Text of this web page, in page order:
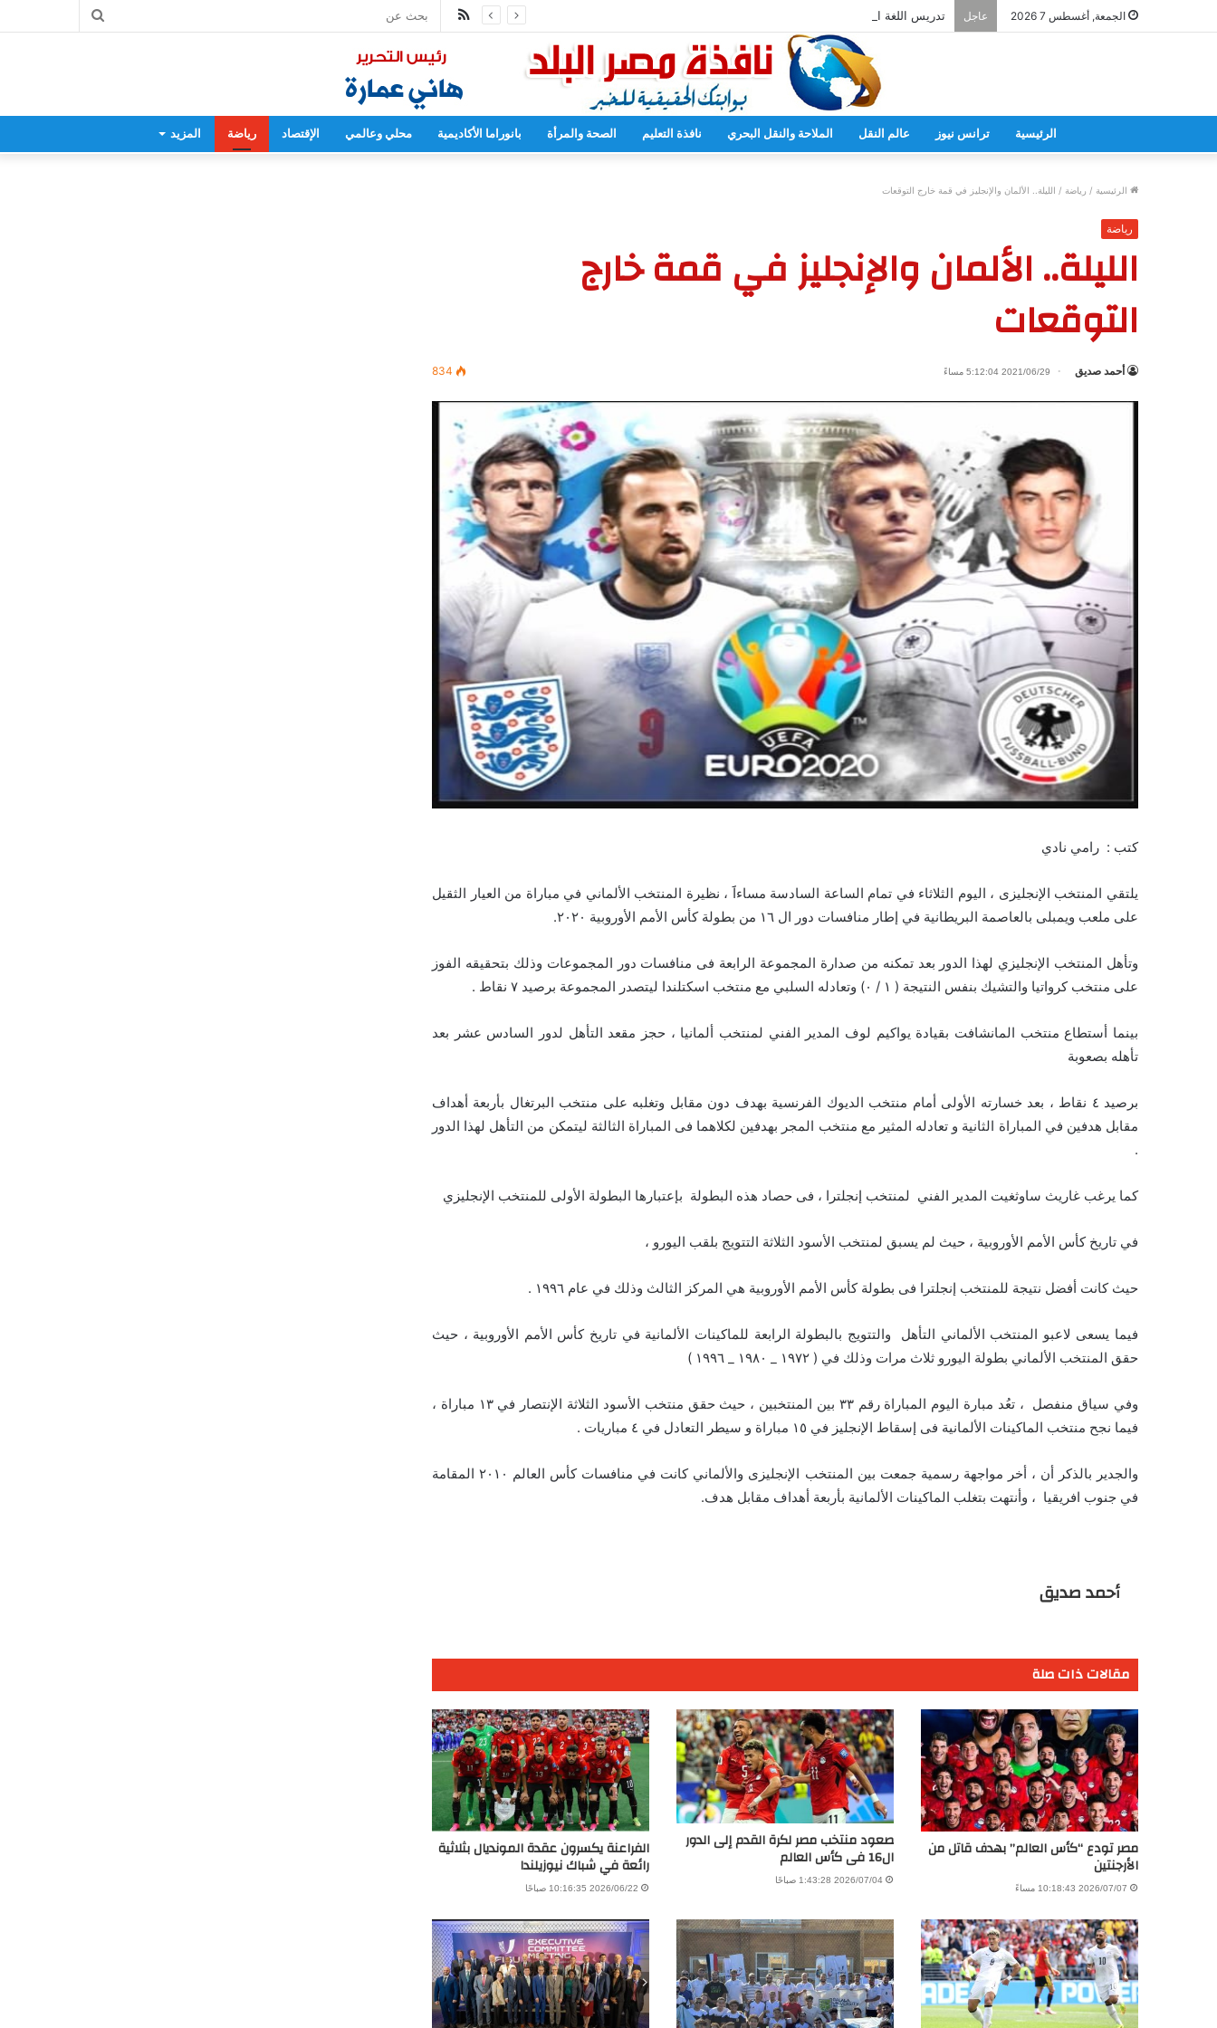
الجمعة, أغسطس 7 2026 عاجل تدريس اللغة اليابانية فى المدارس بدءا من العام المقبل
بحث
ملخص
الموقع
RSS
الرئيسية ترانس نيوز عالم النقل الملاحة والنقل البحري نافذة التعليم الصحة والمرأة بانوراما الأكاديمية محلي وعالمي الإقتصاد رياضة المزيد
الرئيسية / رياضة / الليلة.. الألمان والإنجليز في قمة خارج التوقعات
رياضة
الليلة.. الألمان والإنجليز في قمة خارج
التوقعات
أحمد صديق 2021/06/29 5:12:04 مساءً 834
كتب : رامي نادي
يلتقي المنتخب الإنجليزى ، اليوم الثلاثاء في تمام الساعة السادسة مساءاََ ، نظيرة المنتخب الألماني في مباراة من العيار الثقيل
على ملعب ويمبلى بالعاصمة البريطانية في إطار منافسات دور ال ١٦ من بطولة كأس الأمم الأوروبية ٢٠٢٠.
وتأهل المنتخب الإنجليزي لهذا الدور بعد تمكنه من صدارة المجموعة الرابعة فى منافسات دور المجموعات وذلك بتحقيقه الفوز
على منتخب كرواتيا والتشيك بنفس النتيجة ( ١ / ٠) وتعادله السلبي مع منتخب اسكتلندا ليتصدر المجموعة برصيد ٧ نقاط .
بينما أستطاع منتخب المانشافت بقيادة يواكيم لوف المدير الفني لمنتخب ألمانيا ، حجز مقعد التأهل لدور السادس عشر بعد
تأهله بصعوبة
برصيد ٤ نقاط ، بعد خسارته الأولى أمام منتخب الديوك الفرنسية بهدف دون مقابل وتغلبه على منتخب البرتغال بأربعة أهداف
مقابل هدفين في المباراة الثانية و تعادله المثير مع منتخب المجر بهدفين لكلاهما فى المباراة الثالثة ليتمكن من التأهل لهذا الدور
.
كما يرغب غاريث ساوثغيت المدير الفني لمنتخب إنجلترا ، فى حصاد هذه البطولة بإعتبارها البطولة الأولى للمنتخب الإنجليزي
في تاريخ كأس الأمم الأوروبية ، حيث لم يسبق لمنتخب الأسود الثلاثة التتويج بلقب اليورو ،
حيث كانت أفضل نتيجة للمنتخب إنجلترا فى بطولة كأس الأمم الأوروبية هي المركز الثالث وذلك في عام ١٩٩٦ .
فيما يسعى لاعبو المنتخب الألماني التأهل والتتويج بالبطولة الرابعة للماكينات الألمانية في تاريخ كأس الأمم الأوروبية ، حيث
حقق المنتخب الألماني بطولة اليورو ثلاث مرات وذلك في ( ١٩٧٢ _ ١٩٨٠ _ ١٩٩٦ )
وفي سياق منفصل ، تعُد مبارة اليوم المباراة رقم ٣٣ بين المنتخبين ، حيث حقق منتخب الأسود الثلاثة الإنتصار في ١٣ مباراة ،
فيما نجح منتخب الماكينات الألمانية فى إسقاط الإنجليز في ١٥ مباراة و سيطر التعادل في ٤ مباريات .
والجدير بالذكر أن ، أخر مواجهة رسمية جمعت بين المنتخب الإنجليزى والألماني كانت في منافسات كأس العالم ٢٠١٠ المقامة
في جنوب افريقيا ، وأنتهت بتغلب الماكينات الألمانية بأربعة أهداف مقابل هدف.
أحمد صديق
مقالات ذات صلة
مصر تودع “كأس العالم” بهدف قاتل من
الأرجنتين
2026/07/07 10:18:43 مساءً
صعود منتخب مصر لكرة القدم إلى الدور
ال16 فى كأس العالم
2026/07/04 1:43:28 صباحًا
الفراعنة يكسرون عقدة المونديال بثلاثية
رائعة في شباك نيوزيلندا
2026/06/22 10:16:35 صباحًا